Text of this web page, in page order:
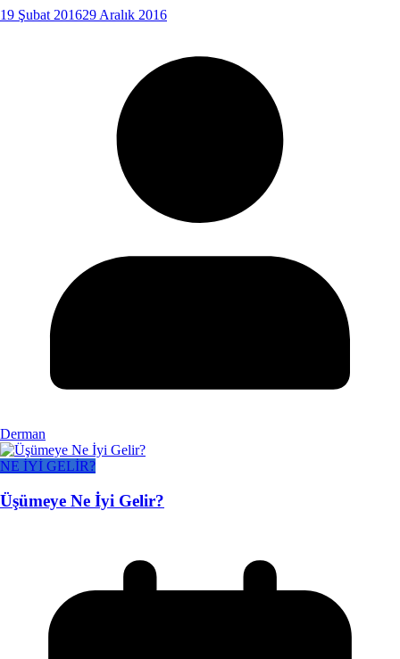
19 Şubat 201629 Aralık 2016
Derman
NE İYİ GELİR?
Üşümeye Ne İyi Gelir?